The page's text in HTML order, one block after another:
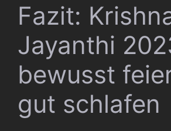
Fazit:
Jayanthi
bewusst
gut schlafen